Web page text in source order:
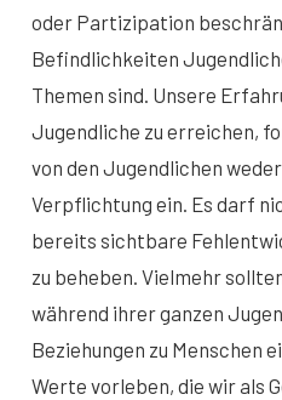
oder Partizipation
Befindlichkeiten
Themen sind. Unsere
Jugendliche zu erreichen,
von den Jugendlichen
Verpflichtung ein. Es darf
bereits sichtbare
zu beheben. Vielmehr
während ihrer ganzen
Beziehungen zu Menschen
Werte vorleben, die wir als